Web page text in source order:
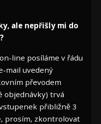
ale nepřišly mi do
line posíláme v řádu
mail uvedený
převodem
objednávky) trvá
přibližně 3
prosím, zkontrolovat